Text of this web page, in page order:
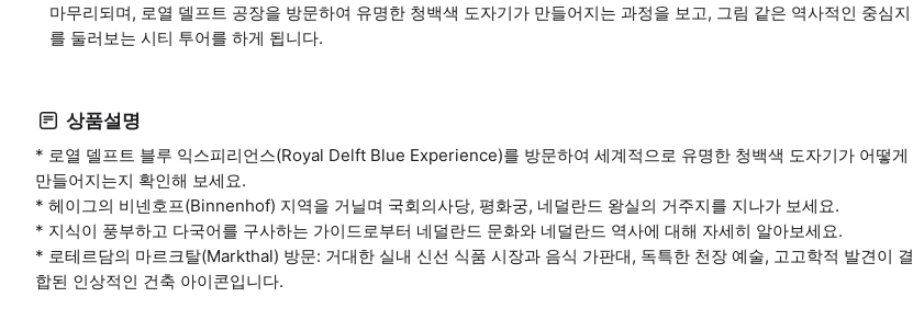
마무리되며, 로열 델프트 공장을 방문하여 유명한 청백색 도자기가 만들어지는 과정을 보고, 그림 같은 역사적인 중심지
를 둘러보는 시티 투어를 하게 됩니다.
상품설명
* 로열 델프트 블루 익스피리언스(Royal Delft Blue Experience)를 방문하여 세계적으로 유명한 청백색 도자기가 어떻게
만들어지는지 확인해 보세요.
* 헤이그의 비넨호프(Binnenhof) 지역을 거닐며 국회의사당, 평화궁, 네덜란드 왕실의 거주지를 지나가 보세요.
* 지식이 풍부하고 다국어를 구사하는 가이드로부터 네덜란드 문화와 네덜란드 역사에 대해 자세히 알아보세요.
* 로테르담의 마르크탈(Markthal) 방문: 거대한 실내 신선 식품 시장과 음식 가판대, 독특한 천장 예술, 고고학적 발견이 결
합된 인상적인 건축 아이콘입니다.